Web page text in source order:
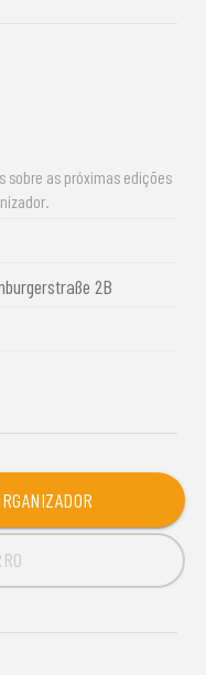
sobre as próximas edições
2B